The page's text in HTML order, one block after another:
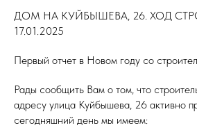
ДОМ НА КУЙБЫШЕВА, 26. ХОД
17.01.2025
Первый отчет в Новом году со
Рады сообщить Вам о том, что
адресу улица Куйбышева, 26 активно
сегодняшний день мы имеем: